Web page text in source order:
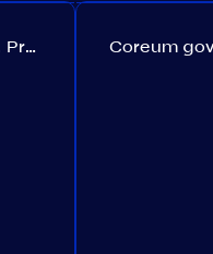
Akash governance. Proposal №308